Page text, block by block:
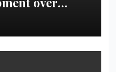
| VseTime.ru